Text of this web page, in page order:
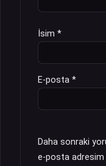
İsim *
E-posta *
Daha sonraki
e-posta adresim